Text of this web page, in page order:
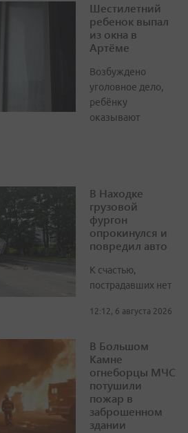
Шестилетний
ребенок выпал
из окна в
Артёме
Возбуждено
уголовное дело,
ребёнку
оказывают
В Находке
грузовой
фургон
опрокинулся и
повредил авто
К счастью,
пострадавших нет
12:12, 6 августа 2026
В Большом
Камне
огнеборцы МЧС
потушили
пожар в
заброшенном
здании